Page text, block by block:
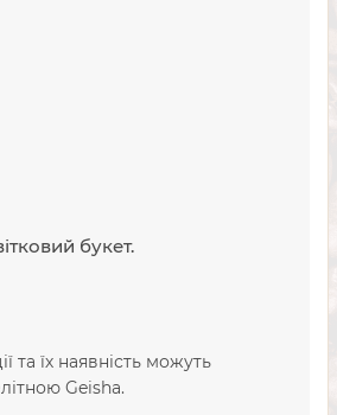
букет.
та їх наявність можуть
Geisha.